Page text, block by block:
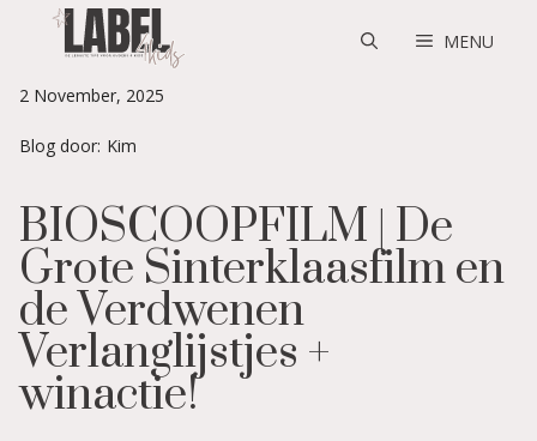
MENU
2 November, 2025
Blog door: Kim
BIOSCOOPFILM | De
Grote Sinterklaasfilm en
de Verdwenen
Verlanglijstjes +
winactie!